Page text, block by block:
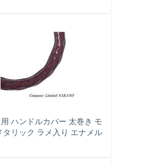
用 ハンドルカバー 太巻き モ
タリック ラメ入り エナメル
ド/Wステッチ 2LS 45〜